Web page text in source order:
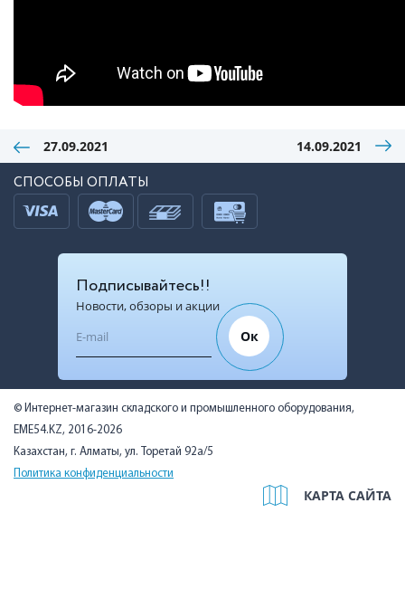
27.09.2021 14.09.2021
СПОСОБЫ ОПЛАТЫ
Подписывайтесь!!
Новости, обзоры и акции
Ок
© Интернет-магазин складского и промышленного оборудования,
EME54.KZ, 2016-2026
Казахстан, г. Алматы, ул. Торетай 92а/5
Политика конфиденциальности
КАРТА САЙТА